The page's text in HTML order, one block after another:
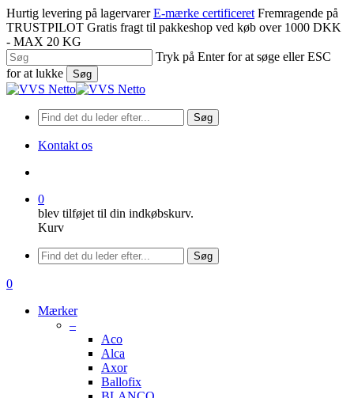
Spring
til
hovedindhold
Hurtig levering på lagervarer E-mærke certificeret Fremragende på
TRUSTPILOT Gratis fragt til pakkeshop ved køb over 1000 DKK
- MAX 20 KG
Tryk på Enter for at søge eller ESC
for at lukke
Søg
Luk
Søg
Kontakt os
0
blev tilføjet til din indkøbskurv.
Kurv
Menu
Søg
søge
0
Mærker
–
Aco
Alca
Axor
Ballofix